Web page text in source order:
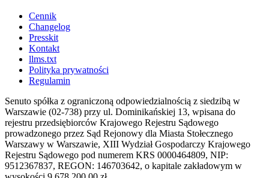
Cennik
Changelog
Presskit
Kontakt
llms.txt
Polityka prywatności
Regulamin
Senuto spółka z ograniczoną odpowiedzialnością z siedzibą w
Warszawie (02-738) przy ul. Dominikańskiej 13, wpisana do
rejestru przedsiębiorców Krajowego Rejestru Sądowego
prowadzonego przez Sąd Rejonowy dla Miasta Stołecznego
Warszawy w Warszawie, XIII Wydział Gospodarczy Krajowego
Rejestru Sądowego pod numerem KRS 0000464809, NIP:
9512367837, REGON: 146703642, o kapitale zakładowym w